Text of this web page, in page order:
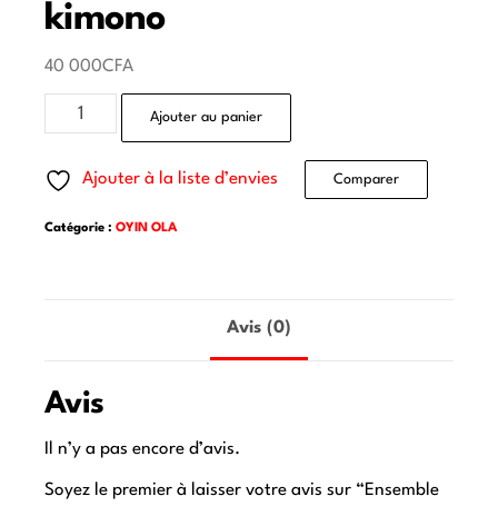
kimono
40 000CFA
Ajouter au panier
Ajouter à la liste d’envies Comparer
Catégorie : OYIN OLA
Avis (0)
Avis
Il n’y a pas encore d’avis.
Soyez le premier à laisser votre avis sur “Ensemble